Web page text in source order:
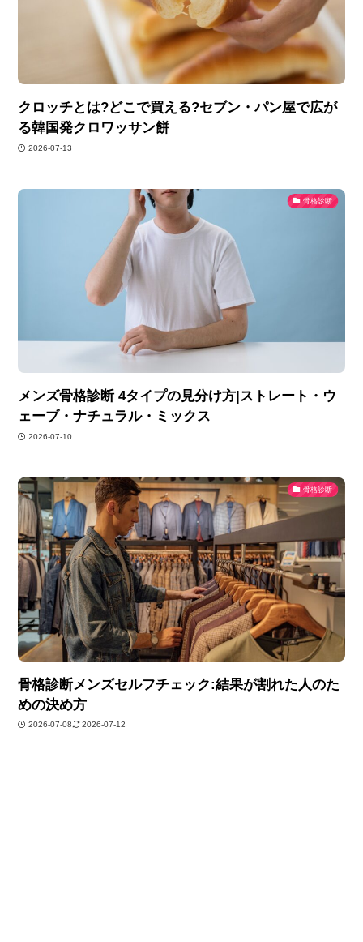
クロッチとは?どこで買える?セブン・パン屋で広が
る韓国発クロワッサン餅
2026-07-13
骨格診断
メンズ骨格診断 4タイプの見分け方|ストレート・ウ
ェーブ・ナチュラル・ミックス
2026-07-10
骨格診断
骨格診断メンズセルフチェック:結果が割れた人のた
めの決め方
2026-07-08 2026-07-12